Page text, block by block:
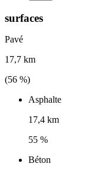
surfaces
Pavé
17,7 km
(56 %)
Asphalte
17,4 km
55 %
Béton